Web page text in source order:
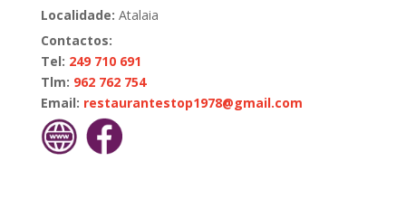
Localidade: Atalaia
Contactos:
Tel: 249 710 691
Tlm: 962 762 754
Email: restaurantestop1978@gmail.com